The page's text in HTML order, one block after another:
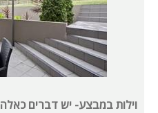
וילות במבצע- יש דברים כאלה